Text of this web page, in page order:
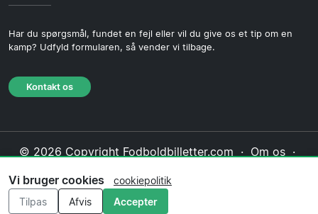
Har du spørgsmål, fundet en fejl eller vil du give os et tip om en
kamp? Udfyld formularen, så vender vi tilbage.
Kontakt os
© 2026 Copyright Fodboldbilletter.com · Om os ·
Redaktionel politik
Vi bruger cookies
cookiepolitik
Tilpas
Afvis Accepter